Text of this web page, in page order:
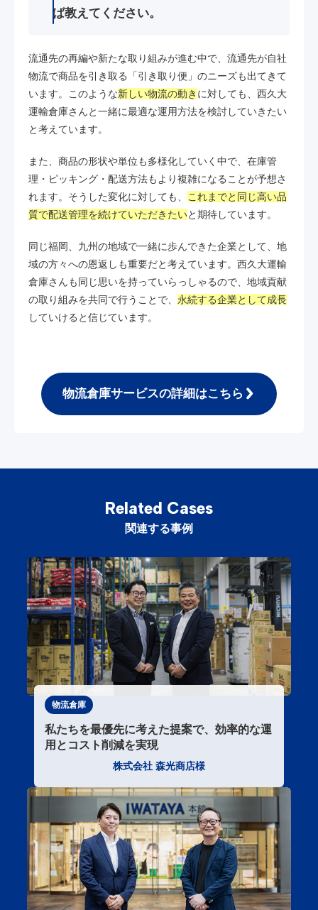
ば教えてください。
流通先の再編や新たな取り組みが進む中で、流通先が自社
物流で商品を引き取る「引き取り便」のニーズも出てきて
います。このような新しい物流の動き に対しても、西久大
運輸倉庫さんと一緒に最適な運用方法を検討していきたい
と考えています。
また、商品の形状や単位も多様化していく中で、在庫管
理・ピッキング・配送方法もより複雑になることが予想さ
れます。そうした変化に対しても、 これまでと同じ高い品
質で配送管理を続けていただきたいと期待しています。
同じ福岡、九州の地域で一緒に歩んできた企業として、地
域の方々への恩返しも重要だと考えています。西久大運輸
倉庫さんも同じ思いを持っていらっしゃるので、地域貢献
の取り組みを共同で行うことで、 永続する企業として成長
していけると信じています。
物流倉庫サービスの詳細はこちら
Related Cases
関連する事例
物流倉庫
私たちを最優先に考えた提案で、効率的な運
用とコスト削減を実現
株式会社 森光商店様